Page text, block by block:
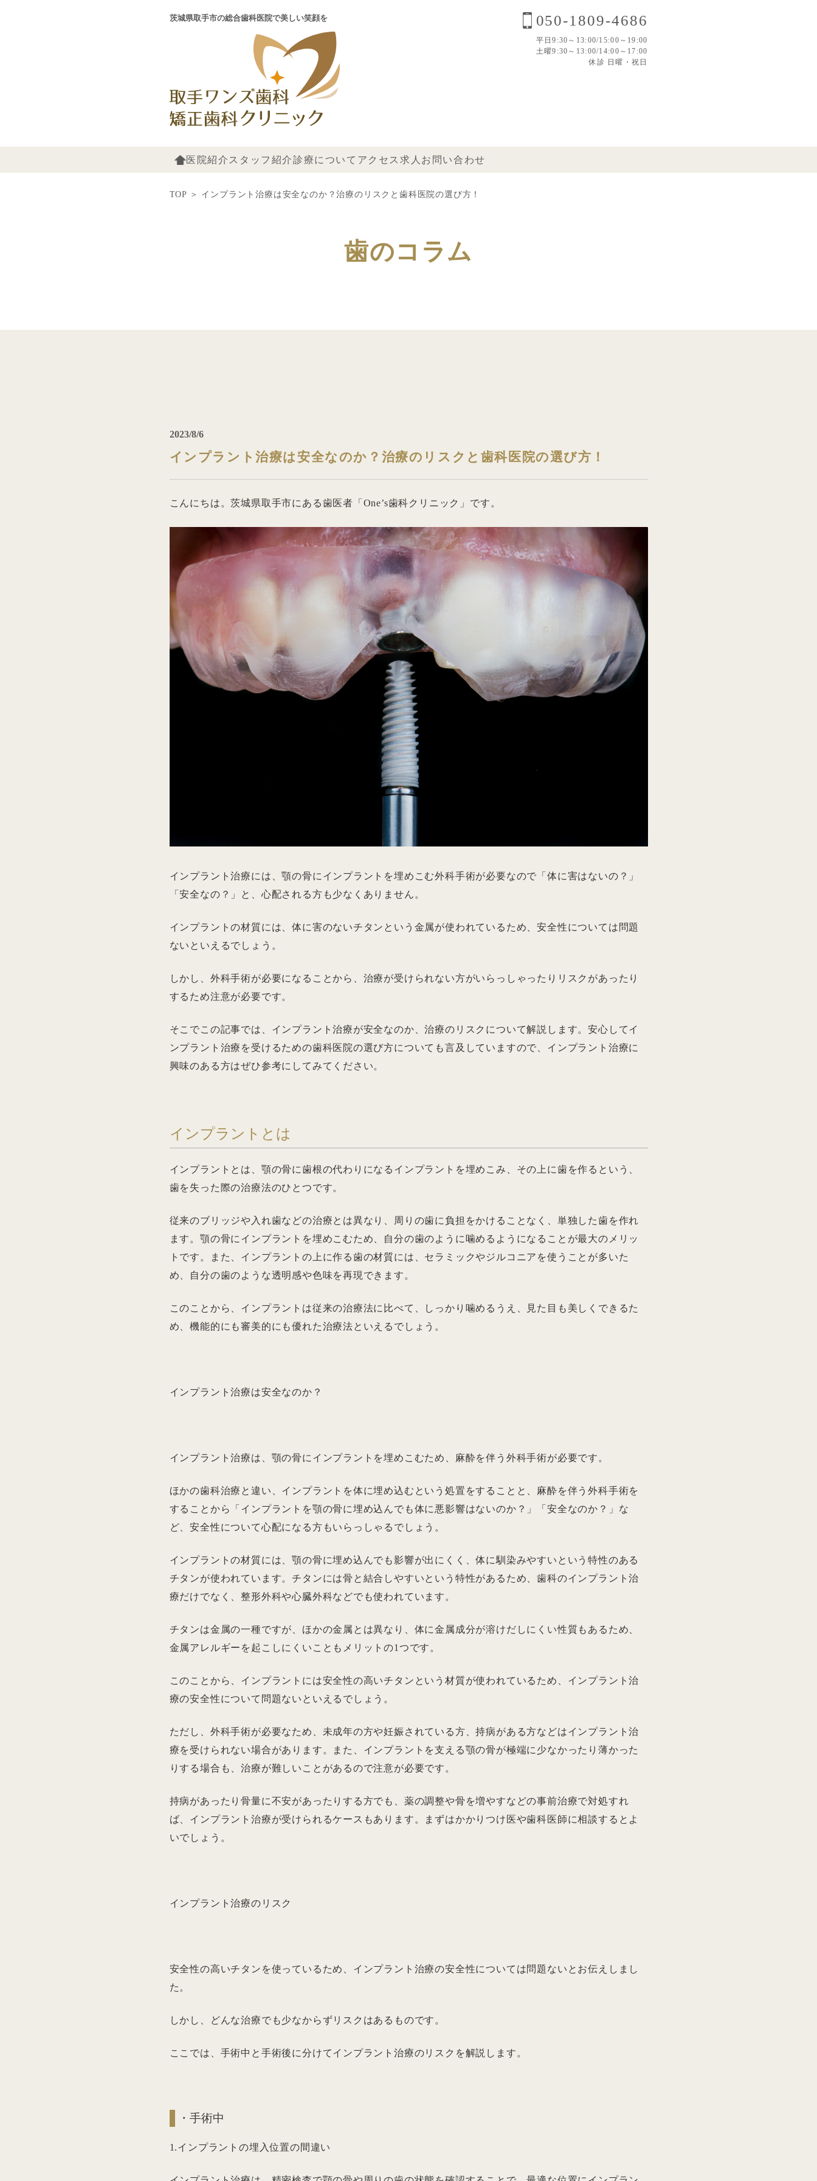
茨城県取手市の総合歯科医院で美しい笑顔を 050-1809-4686
平日9:30～13:00/15:00～19:00
土曜9:30～13:00/14:00～17:00
休診 日曜・祝日
医院紹介 スタッフ紹介診療について アクセス求人 お問い合わせ
TOP＞ インプラント治療は安全なのか？治療のリスクと歯科医院の選び方！
歯のコラム
2023/8/6
インプラント治療は安全なのか？治療のリスクと歯科医院の選び方！
こんにちは。茨城県取手市にある歯医者「One’s歯科クリニック」です。
インプラント治療には、顎の骨にインプラントを埋めこむ外科手術が必要なので「体に害はないの？」
「安全なの？」と、心配される方も少なくありません。
インプラントの材質には、体に害のないチタンという金属が使われているため、安全性については問題
ないといえるでしょう。
しかし、外科手術が必要になることから、治療が受けられない方がいらっしゃったりリスクがあったり
するため注意が必要です。
そこでこの記事では、インプラント治療が安全なのか、治療のリスクについて解説します。安心してイ
ンプラント治療を受けるための歯科医院の選び方についても言及していますので、インプラント治療に
興味のある方はぜひ参考にしてみてください。
インプラントとは
インプラントとは、顎の骨に歯根の代わりになるインプラントを埋めこみ、その上に歯を作るという、
歯を失った際の治療法のひとつです。
従来のブリッジや入れ歯などの治療とは異なり、周りの歯に負担をかけることなく、単独した歯を作れ
ます。顎の骨にインプラントを埋めこむため、自分の歯のように噛めるようになることが最大のメリッ
トです。また、インプラントの上に作る歯の材質には、セラミックやジルコニアを使うことが多いた
め、自分の歯のような透明感や色味を再現できます。
このことから、インプラントは従来の治療法に比べて、しっかり噛めるうえ、見た目も美しくできるた
め、機能的にも審美的にも優れた治療法といえるでしょう。
インプラント治療は安全なのか？
インプラント治療は、顎の骨にインプラントを埋めこむため、麻酔を伴う外科手術が必要です。
ほかの歯科治療と違い、インプラントを体に埋め込むという処置をすることと、麻酔を伴う外科手術を
することから「インプラントを顎の骨に埋め込んでも体に悪影響はないのか？」「安全なのか？」な
ど、安全性について心配になる方もいらっしゃるでしょう。
インプラントの材質には、顎の骨に埋め込んでも影響が出にくく、体に馴染みやすいという特性のある
チタンが使われています。チタンには骨と結合しやすいという特性があるため、歯科のインプラント治
療だけでなく、整形外科や心臓外科などでも使われています。
チタンは金属の一種ですが、ほかの金属とは異なり、体に金属成分が溶けだしにくい性質もあるため、
金属アレルギーを起こしにくいこともメリットの1つです。
このことから、インプラントには安全性の高いチタンという材質が使われているため、インプラント治
療の安全性について問題ないといえるでしょう。
ただし、外科手術が必要なため、未成年の方や妊娠されている方、持病がある方などはインプラント治
療を受けられない場合があります。また、インプラントを支える顎の骨が極端に少なかったり薄かった
りする場合も、治療が難しいことがあるので注意が必要です。
持病があったり骨量に不安があったりする方でも、薬の調整や骨を増やすなどの事前治療で対処すれ
ば、インプラント治療が受けられるケースもあります。まずはかかりつけ医や歯科医師に相談するとよ
いでしょう。
インプラント治療のリスク
安全性の高いチタンを使っているため、インプラント治療の安全性については問題ないとお伝えしまし
た。
しかし、どんな治療でも少なからずリスクはあるものです。
ここでは、手術中と手術後に分けてインプラント治療のリスクを解説します。
・手術中
1.インプラントの埋入位置の間違い